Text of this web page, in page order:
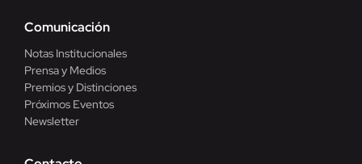
Comunicación
Notas Institucionales
Prensa y Medios
Premios y Distinciones
Próximos Eventos
Newsletter